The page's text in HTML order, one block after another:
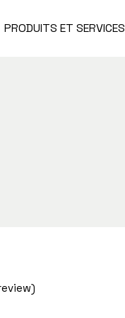
PRODUITS ET SERVICES